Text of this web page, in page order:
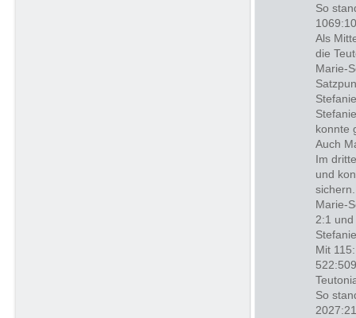
So
Als
die
Marie-
konnte
Auch
Im
und
sichern.
Marie-
2:1
Mit
So